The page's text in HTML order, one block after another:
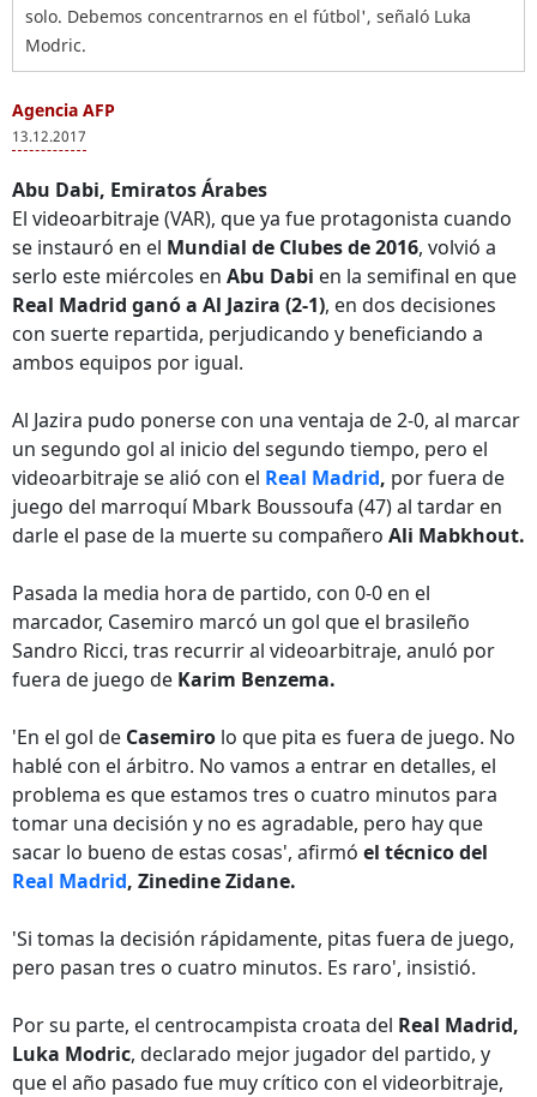
solo. Debemos concentrarnos en el fútbol', señaló Luka
Modric.
Agencia AFP
13.12.2017
Abu Dabi, Emiratos Árabes
El videoarbitraje (VAR), que ya fue protagonista cuando
se instauró en el Mundial de Clubes de 2016, volvió a
serlo este miércoles en Abu Dabi en la semifinal en que
Real Madrid ganó a Al Jazira (2-1), en dos decisiones
con suerte repartida, perjudicando y beneficiando a
ambos equipos por igual.
Al Jazira pudo ponerse con una ventaja de 2-0, al marcar
un segundo gol al inicio del segundo tiempo, pero el
videoarbitraje se alió con el Real Madrid, por fuera de
juego del marroquí Mbark Boussoufa (47) al tardar en
darle el pase de la muerte su compañero Ali Mabkhout.
Pasada la media hora de partido, con 0-0 en el
marcador, Casemiro marcó un gol que el brasileño
Sandro Ricci, tras recurrir al videoarbitraje, anuló por
fuera de juego de Karim Benzema.
'En el gol de Casemiro lo que pita es fuera de juego. No
hablé con el árbitro. No vamos a entrar en detalles, el
problema es que estamos tres o cuatro minutos para
tomar una decisión y no es agradable, pero hay que
sacar lo bueno de estas cosas', afirmó el técnico del
Real Madrid, Zinedine Zidane.
'Si tomas la decisión rápidamente, pitas fuera de juego,
pero pasan tres o cuatro minutos. Es raro', insistió.
Por su parte, el centrocampista croata del Real Madrid,
Luka Modric, declarado mejor jugador del partido, y
que el año pasado fue muy crítico con el videorbitraje,